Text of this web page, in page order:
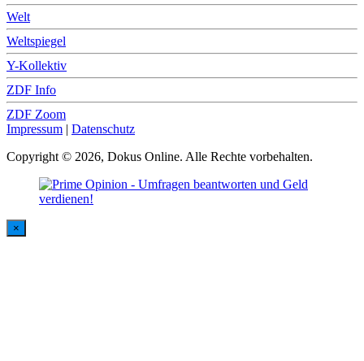
Welt
Weltspiegel
Y-Kollektiv
ZDF Info
ZDF Zoom
Impressum | Datenschutz
Copyright © 2026, Dokus Online. Alle Rechte vorbehalten.
×